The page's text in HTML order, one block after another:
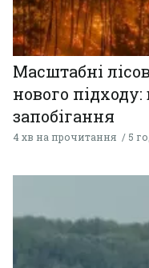
Масштабні
нового
запобігання
4 хв на прочитання 5